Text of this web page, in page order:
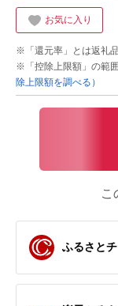
お気に入り
※「還元率」とは返礼
※「控除上限額」の範
除上限額を調べる）
こ
ふるさと